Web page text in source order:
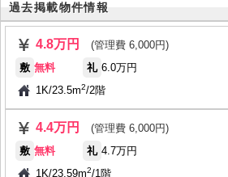
過去掲載物件情報
4.8万円
(管理費 6,000円)
敷 無料 礼 6.0万円
1K/23.5m2/2階
4.4万円
(管理費 6,000円)
敷 無料 礼 4.7万円
1K/23.59m2/1階